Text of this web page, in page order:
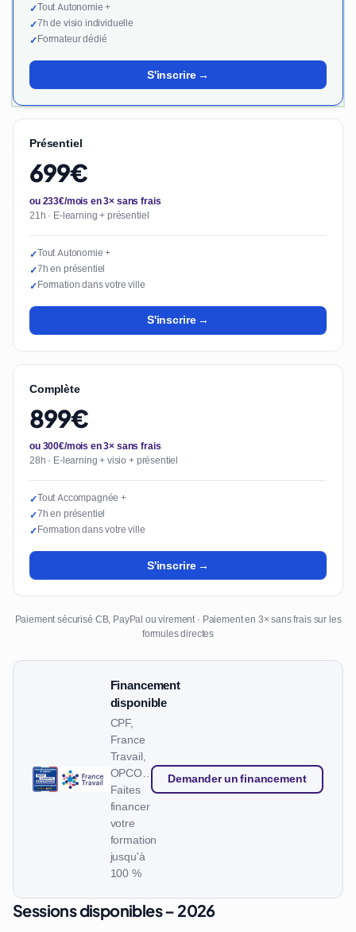
✓Tout Autonomie +
✓7h de visio individuelle
✓Formateur dédié
S'inscrire →
Présentiel
699€
ou 233€/mois en 3× sans frais
21h · E-learning + présentiel
✓Tout Autonomie +
✓7h en présentiel
✓Formation dans votre ville
S'inscrire →
Complète
899€
ou 300€/mois en 3× sans frais
28h · E-learning + visio + présentiel
✓Tout Accompagnée +
✓7h en présentiel
✓Formation dans votre ville
S'inscrire →
Paiement sécurisé CB, PayPal ou virement · Paiement en 3× sans frais sur les
formules directes
Financement
disponible
CPF,
France
Travail,
OPCO…
Faites
financer
votre
formation
jusqu'à
100 %
Demander un financement
Sessions disponibles – 2026